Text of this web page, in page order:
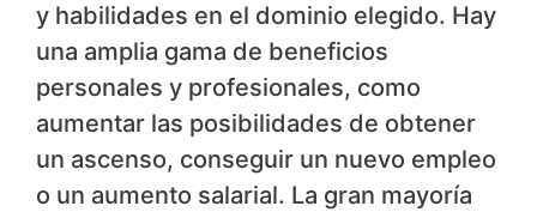
y habilidades en el dominio elegido. Hay
una amplia gama de beneficios
personales y profesionales, como
aumentar las posibilidades de obtener
un ascenso, conseguir un nuevo empleo
o un aumento salarial. La gran mayoría